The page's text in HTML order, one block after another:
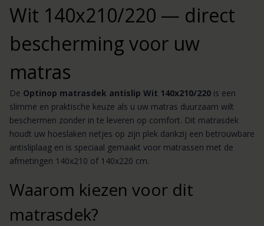
Wit 140x210/220 — direct
bescherming voor uw
matras
De Optinop matrasdek antislip Wit 140x210/220 is een
slimme en praktische keuze als u uw matras duurzaam wilt
beschermen zonder in te leveren op comfort. Dit matrasdek
houdt uw hoeslaken netjes op zijn plek dankzij een betrouwbare
antisliplaag en is speciaal gemaakt voor matrassen met de
afmetingen 140x210 of 140x220 cm.
Waarom kiezen voor dit
matrasdek?